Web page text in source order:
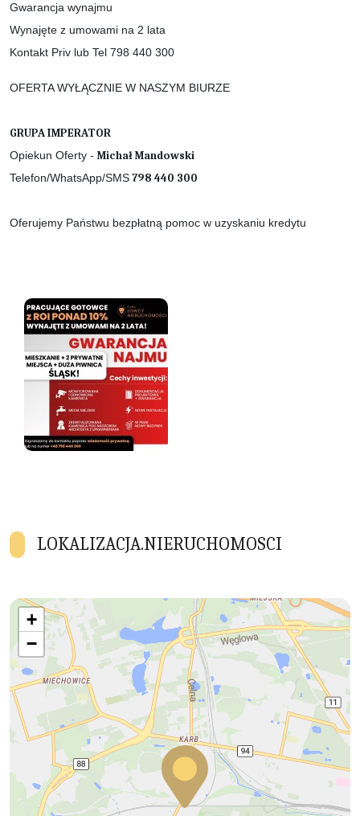
Gwarancja wynajmu
Wynajęte z umowami na 2 lata
Kontakt Priv lub Tel 798 440 300
OFERTA WYŁĄCZNIE W NASZYM BIURZE
GRUPA IMPERATOR
Opiekun Oferty - Michał Mandowski
Telefon/WhatsApp/SMS798 440 300
Oferujemy Państwu bezpłatną pomoc w uzyskaniu kredytu
LOKALIZACJA.NIERUCHOMOSCI
+
−